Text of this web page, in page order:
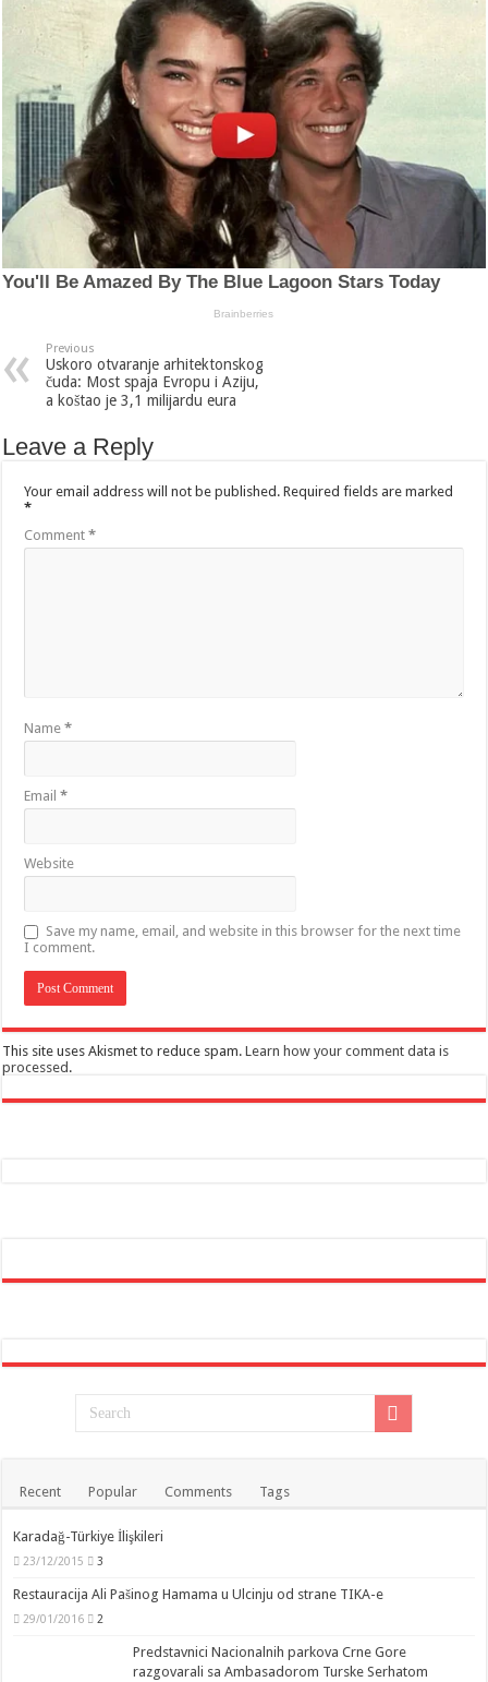
Previous
Uskoro otvaranje arhitektonskog
čuda: Most spaja Evropu i Aziju,
a koštao je 3,1 milijardu eura
Leave a Reply
Your email address will not be published. Required fields are marked
*
Comment*
Name*
Email*
Website
Save my name, email, and website in this browser for the next time
I comment.
This site uses Akismet to reduce spam.Learn how your comment data is
processed .
Recent Popular Comments Tags
Karadağ-Türkiye İlişkileri
23/12/2015 3
Restauracija Ali Pašinog Hamama u Ulcinju od strane TIKA-e
29/01/2016 2
Predstavnici Nacionalnih parkova Crne Gore
razgovarali sa Ambasadorom Turske Serhatom